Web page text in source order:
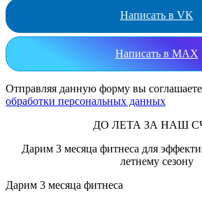
Написать в VK
Написать в MAX
Отправляя данную форму вы
обработки персональных данных
ДО ЛЕТА ЗА НАШ
Дарим 3 месяца фитнеса для
летнему сезону
Дарим 3 месяца фитнеса